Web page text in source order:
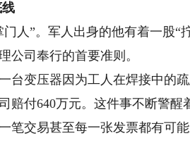
”。军人出身的他有着一股“
公司奉行的首要准则。
变压器因为工人在焊接中的疏
赔付640万元。这件事不断警醒
笔交易甚至每一张发票都有可